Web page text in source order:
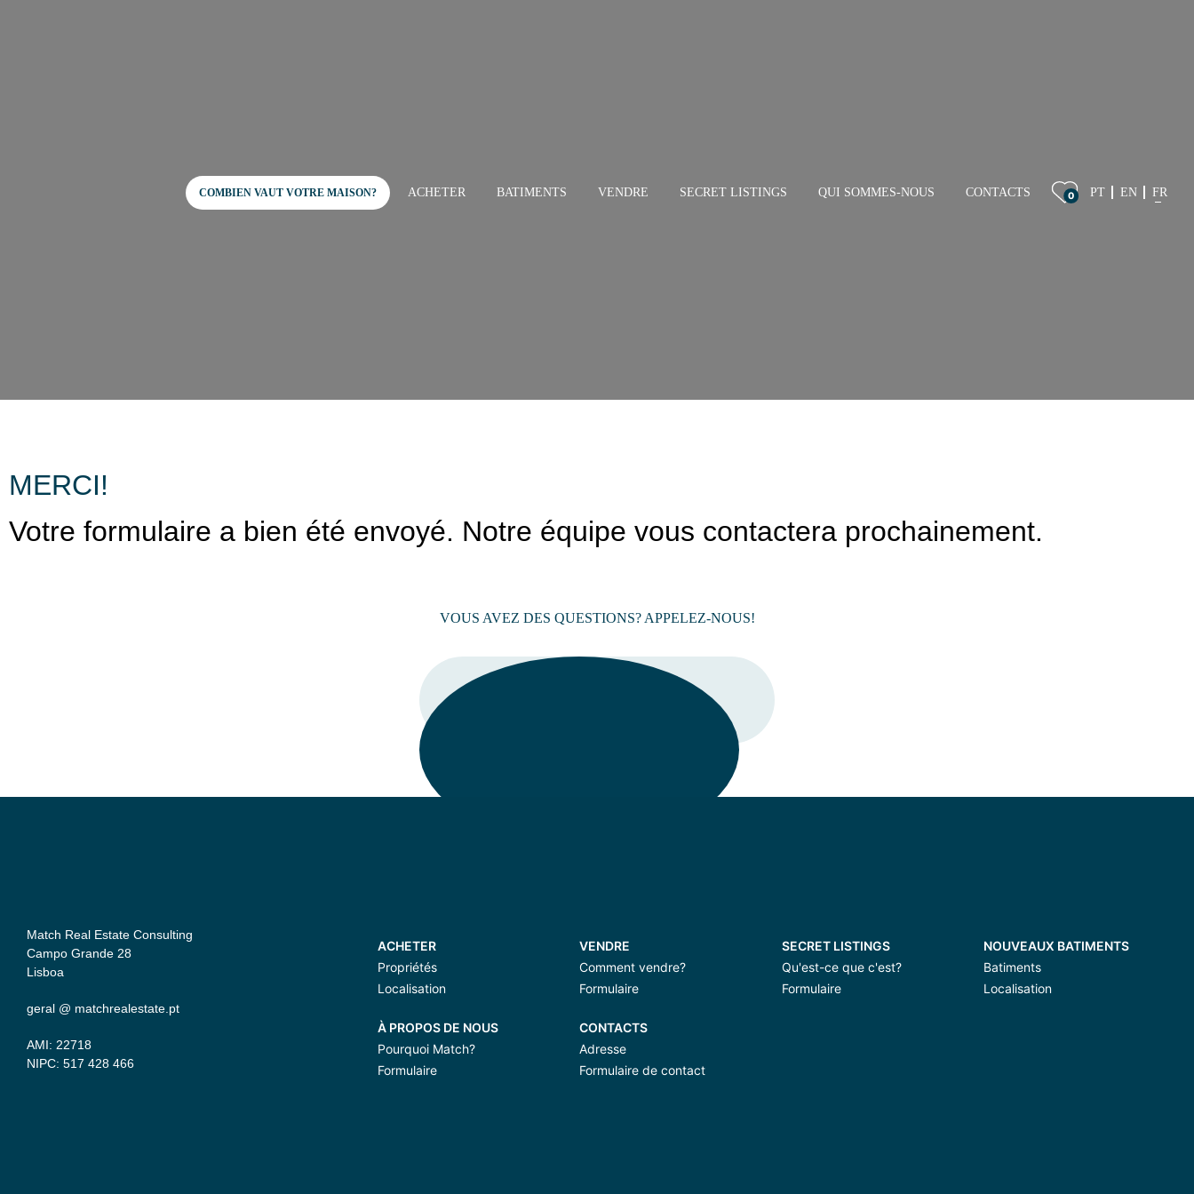
COMBIEN VAUT VOTRE MAISON? ACHETER BATIMENTS VENDRE SECRET LISTINGS QUI SOMMES-NOUS CONTACTS 0 PT EN FR
MERCI!
Votre formulaire a bien été envoyé. Notre équipe vous contactera prochainement.
VOUS AVEZ DES QUESTIONS? APPELEZ-NOUS!
Match Real Estate Consulting
Campo Grande 28
Lisboa
geral @ matchrealestate.pt
AMI: 22718
NIPC: 517 428 466
ACHETER
Propriétés
Localisation
VENDRE
Comment vendre?
Formulaire
SECRET LISTINGS
Qu'est-ce que c'est?
Formulaire
NOUVEAUX BATIMENTS
Batiments
Localisation
À PROPOS DE NOUS
Pourquoi Match?
Formulaire
CONTACTS
Adresse
Formulaire de contact